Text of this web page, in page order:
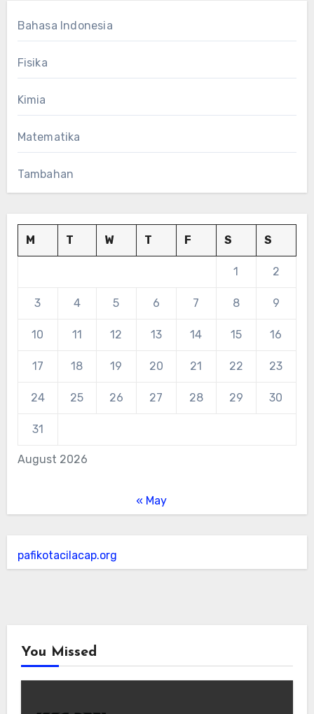
Bahasa Indonesia
Fisika
Kimia
Matematika
Tambahan
August 2026
M T W T F S S
1 2
3 4 5 6 7 8 9
10 11 12 13 14 15 16
17 18 19 20 21 22 23
24 25 26 27 28 29 30
31
« May
pafikotacilacap.org
You Missed